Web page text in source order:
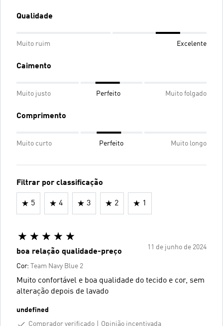
Qualidade
Muito ruim Excelente
Caimento
Muito justo Perfeito Muito folgado
Comprimento
Muito curto Perfeito Muito longo
Filtrar por classificação
5 4 3 2 1
11 de junho de 2024
boa relação qualidade-preço
Cor: Team Navy Blue 2
Muito confortável e boa qualidade do tecido e cor, sem
alteração depois de lavado
undefined
Comprador verificado
Opinião incentivada